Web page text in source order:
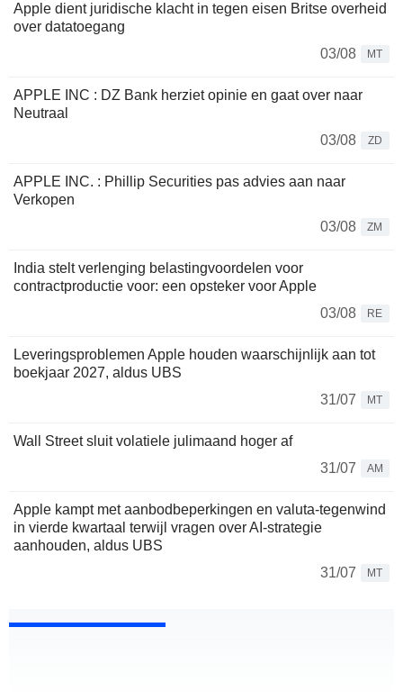
Apple dient juridische klacht in tegen eisen Britse overheid
over datatoegang
03/08
MT
APPLE INC : DZ Bank herziet opinie en gaat over naar
Neutraal
03/08
ZD
APPLE INC. : Phillip Securities pas advies aan naar
Verkopen
03/08
ZM
India stelt verlenging belastingvoordelen voor
contractproductie voor: een opsteker voor Apple
03/08
RE
Leveringsproblemen Apple houden waarschijnlijk aan tot
boekjaar 2027, aldus UBS
31/07
MT
Wall Street sluit volatiele julimaand hoger af
31/07
AM
Apple kampt met aanbodbeperkingen en valuta-tegenwind
in vierde kwartaal terwijl vragen over AI-strategie
aanhouden, aldus UBS
31/07
MT